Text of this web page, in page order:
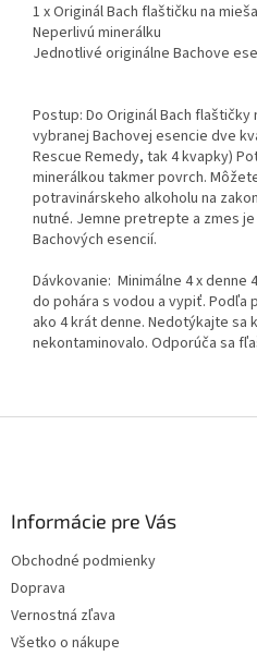
1 x Originál Bach flaštičku na
Neperlivú minerálku
Jednotlivé originálne Bachove
Postup: Do Originál Bach
vybranej Bachovej esencie dve
Rescue Remedy, tak 4 kvapky)
minerálkou takmer povrch.
potravinárskeho alkoholu na
nutné. Jemne pretrepte a zmes
Bachových esencií.
Dávkovanie: Minimálne 4 x
do pohára s vodou a vypiť.
ako 4 krát denne. Nedotýkajte sa
nekontaminovalo. Odporúča sa
Informácie pre Vás
Obchodné podmienky
Doprava
Vernostná zľava
Všetko o nákupe